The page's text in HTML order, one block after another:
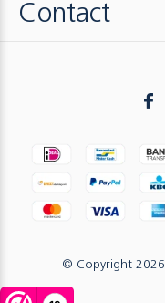
Contact
© Copyright 2026